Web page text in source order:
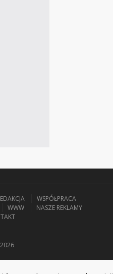
WSPÓŁPRACA
WWW
NASZE REKLAMY